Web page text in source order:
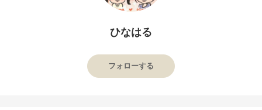
ひなはる
フォローする